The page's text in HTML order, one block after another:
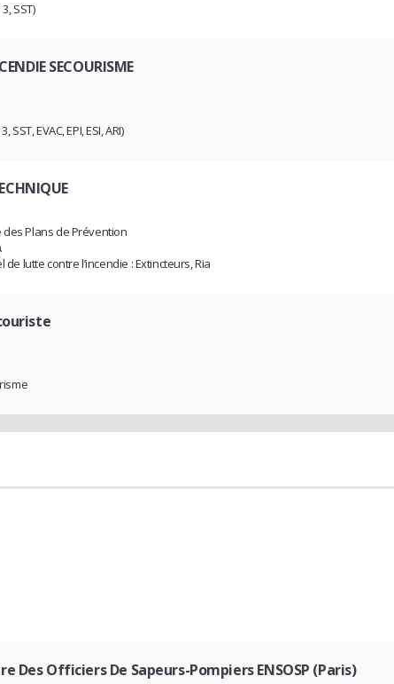
SST)
SECOURISME
SST, EVAC, EPI, ESI, ARI)
Plans de Prévention
lutte contre l’incendie : Extincteurs, Ria
Des Officiers De Sapeurs-Pompiers ENSOSP (Paris)